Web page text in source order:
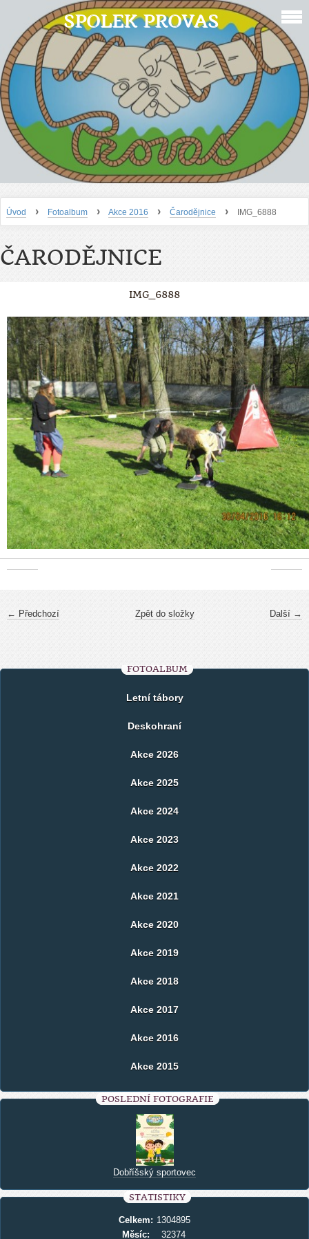
SPOLEK PROVAS
Úvod › Fotoalbum › Akce 2016 › Čarodějnice › IMG_6888
ČARODĚJNICE
IMG_6888
← Předchozí Další →
Zpět do složky
FOTOALBUM
Letní tábory
Deskohraní
Akce 2026
Akce 2025
Akce 2024
Akce 2023
Akce 2022
Akce 2021
Akce 2020
Akce 2019
Akce 2018
Akce 2017
Akce 2016
Akce 2015
POSLEDNÍ FOTOGRAFIE
Dobříšský sportovec
STATISTIKY
Celkem: 1304895
Měsíc:
32374